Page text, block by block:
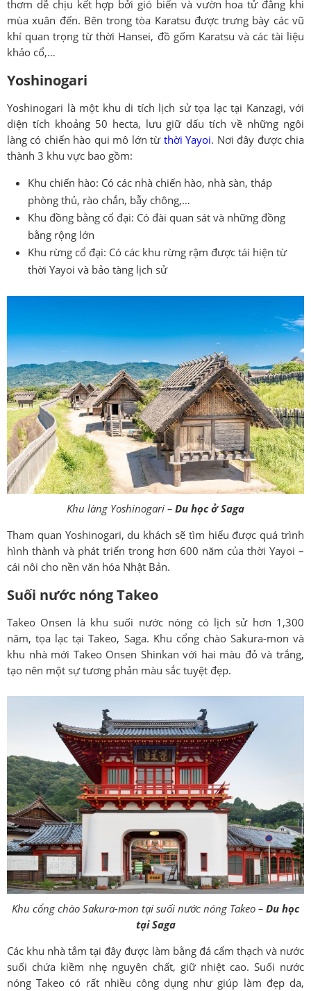
thơm dễ chịu kết hợp bởi gió biển và vườn hoa tử đằng khi
mùa xuân đến. Bên trong tòa Karatsu được trưng bày các vũ
khí quan trọng từ thời Hansei, đồ gốm Karatsu và các tài liệu
khảo cổ,…
Yoshinogari
Yoshinogari là một khu di tích lịch sử tọa lạc tại Kanzagi, với
diện tích khoảng 50 hecta, lưu giữ dấu tích về những ngôi
làng có chiến hào qui mô lớn từ thời Yayoi. Nơi đây được chia
thành 3 khu vực bao gồm:
Khu chiến hào: Có các nhà chiến hào, nhà sàn, tháp
phòng thủ, rào chắn, bẫy chông,…
Khu đồng bằng cổ đại: Có đài quan sát và những đồng
bằng rộng lớn
Khu rừng cổ đại: Có các khu rừng rậm được tái hiện từ
thời Yayoi và bảo tàng lịch sử
Khu làng Yoshinogari – Du học ở Saga
Tham quan Yoshinogari, du khách sẽ tìm hiểu được quá trình
hình thành và phát triển trong hơn 600 năm của thời Yayoi –
cái nôi cho nền văn hóa Nhật Bản.
Suối nước nóng Takeo
Takeo Onsen là khu suối nước nóng có lịch sử hơn 1,300
năm, tọa lạc tại Takeo, Saga. Khu cổng chào Sakura-mon và
khu nhà mới Takeo Onsen Shinkan với hai màu đỏ và trắng,
tạo nên một sự tương phản màu sắc tuyệt đẹp.
Khu cổng chào Sakura-mon tại suối nước nóng Takeo – Du học
tại Saga
Các khu nhà tắm tại đây được làm bằng đá cẩm thạch và nước
suối chứa kiềm nhẹ nguyên chất, giữ nhiệt cao. Suối nước
nóng Takeo có rất nhiều công dụng như giúp làm đẹp da,